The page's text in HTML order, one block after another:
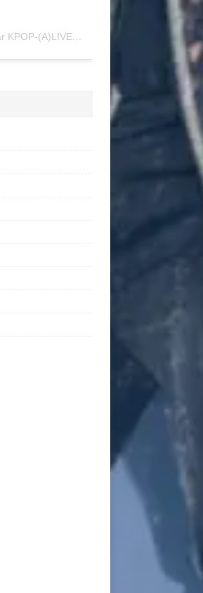
Une publication partagée par KPOP-(A)LIVE (@my_kpopalive)